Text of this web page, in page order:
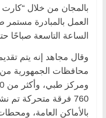
بالمجان من خلال “كارت
العمل بالمبادرة مستمر
الساعة التاسعة صباحًا
وقال مجاهد إنه يتم
760 فرقة متحركة تم
بالأماكن العامة،